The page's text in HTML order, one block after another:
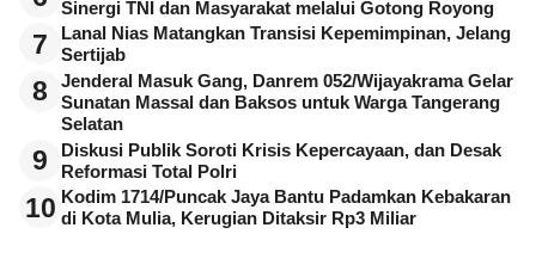
Sinergi TNI dan Masyarakat melalui Gotong Royong
7
Lanal Nias Matangkan Transisi Kepemimpinan, Jelang
Sertijab
8
Jenderal Masuk Gang, Danrem 052/Wijayakrama Gelar
Sunatan Massal dan Baksos untuk Warga Tangerang
Selatan
9
Diskusi Publik Soroti Krisis Kepercayaan, dan Desak
Reformasi Total Polri
10 Kodim 1714/Puncak Jaya Bantu Padamkan Kebakaran
di Kota Mulia, Kerugian Ditaksir Rp3 Miliar